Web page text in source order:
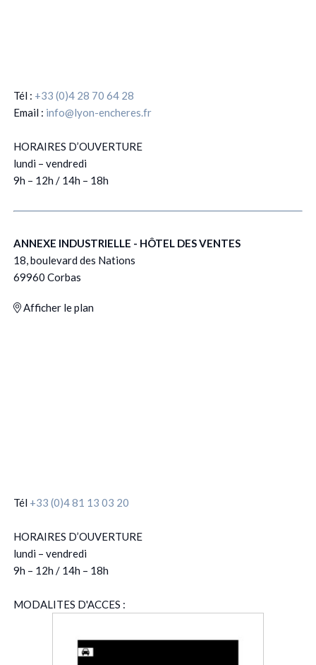
Tél : +33 (0)4 28 70 64 28
Email : info@lyon-encheres.fr
HORAIRES D’OUVERTURE
lundi – vendredi
9h – 12h / 14h – 18h
ANNEXE INDUSTRIELLE - HÔTEL DES VENTES
18, boulevard des Nations
69960 Corbas
Afficher le plan
Tél +33 (0)4 81 13 03 20
HORAIRES D’OUVERTURE
lundi – vendredi
9h – 12h / 14h – 18h
MODALITES D'ACCES :